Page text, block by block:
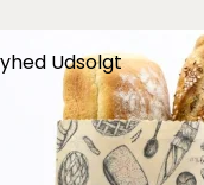
Udsolgt